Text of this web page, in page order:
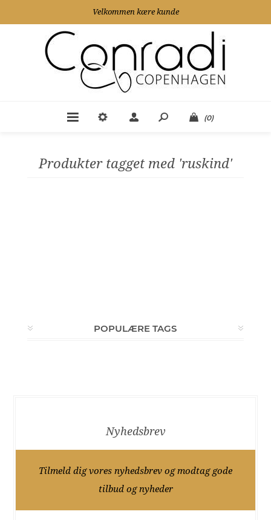
Velkommen kære kunde
(0)
Produkter tagget med 'ruskind'
POPULÆRE TAGS
Nyhedsbrev
Tilmeld dig vores nyhedsbrev og modtag gode
tilbud og nyheder